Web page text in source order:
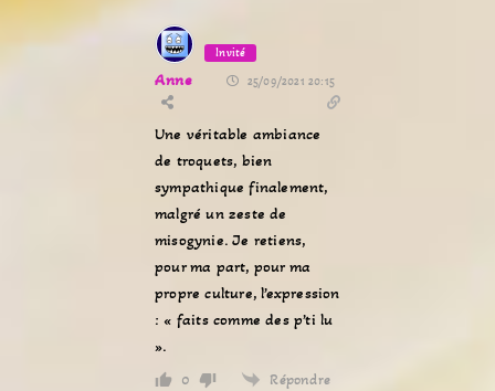
Invité
Anne 25/09/2021 20:15
Une véritable ambiance
de troquets, bien
sympathique finalement,
malgré un zeste de
misogynie. Je retiens,
pour ma part, pour ma
propre culture, l’expression
: « faits comme des p’ti lu
».
0 Répondre